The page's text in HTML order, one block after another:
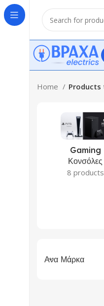
Home Products
Gaming
Κονσόλες
8 products
Ανα Μάρκα